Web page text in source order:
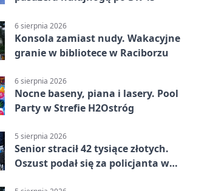
6 sierpnia 2026
Konsola zamiast nudy. Wakacyjne
granie w bibliotece w Raciborzu
6 sierpnia 2026
Nocne baseny, piana i lasery. Pool
Party w Strefie H2Ostróg
5 sierpnia 2026
Senior stracił 42 tysiące złotych.
Oszust podał się za policjanta w